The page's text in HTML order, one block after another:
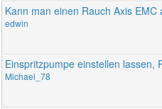
Kann man einen Rauch Axis
edwin
Einspritzpumpe einstellen lassen,
Michael_78